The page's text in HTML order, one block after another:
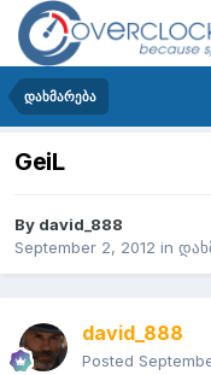
დახმარება
GeiL
By david_888
September 2, 2012 in
david_888
Posted